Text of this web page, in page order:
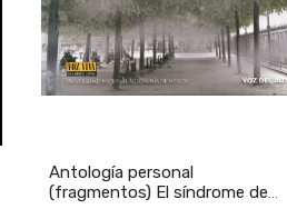
Antología personal
(fragmentos) El síndrome de